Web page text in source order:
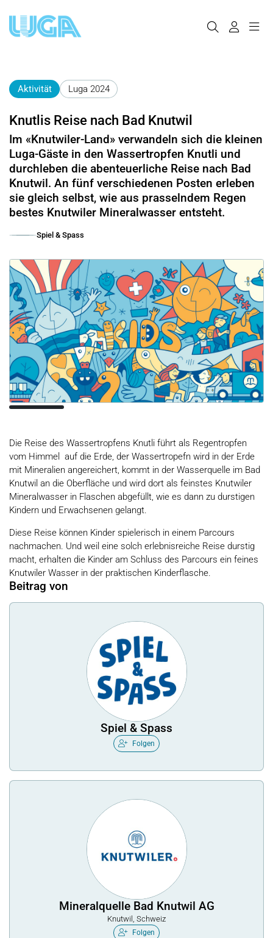
Aktivität Luga 2024
Knutlis Reise nach Bad Knutwil
Im «Knutwiler-Land» verwandeln sich die kleinen
Luga-Gäste in den Wassertropfen Knutli und
durchleben die abenteuerliche Reise nach Bad
Knutwil. An fünf verschiedenen Posten erleben
sie gleich selbst, wie aus prasselndem Regen
bestes Knutwiler Mineralwasser entsteht.
Spiel & Spass
Die Reise des Wassertropfens Knutli führt als Regentropfen
vom Himmel auf die Erde, der Wassertropefn wird in der Erde
mit Mineralien angereichert, kommt in der Wasserquelle im Bad
Knutwil an die Oberfläche und wird dort als feinstes Knutwiler
Mineralwasser in Flaschen abgefüllt, wie es dann zu durstigen
Kindern und Erwachsenen gelangt.
Diese Reise können Kinder spielerisch in einem Parcours
nachmachen. Und weil eine solch erlebnisreiche Reise durstig
macht, erhalten die Kinder am Schluss des Parcours ein feines
Knutwiler Wasser in der praktischen Kinderflasche.
Beitrag von
Spiel & Spass
Folgen
Mineralquelle Bad Knutwil AG
Knutwil, Schweiz
Folgen